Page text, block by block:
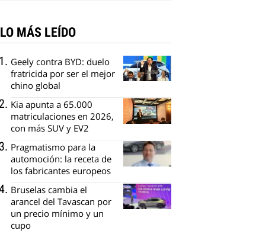
LO MÁS LEÍDO
Geely contra BYD: duelo
fratricida por ser el mejor
chino global
Kia apunta a 65.000
matriculaciones en 2026,
con más SUV y EV2
Pragmatismo para la
automoción: la receta de
los fabricantes europeos
Bruselas cambia el
arancel del Tavascan por
un precio mínimo y un
cupo